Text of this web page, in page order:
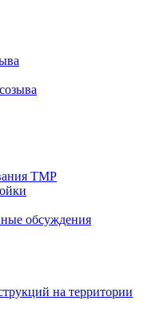
ТМР
обсуждения
на территории